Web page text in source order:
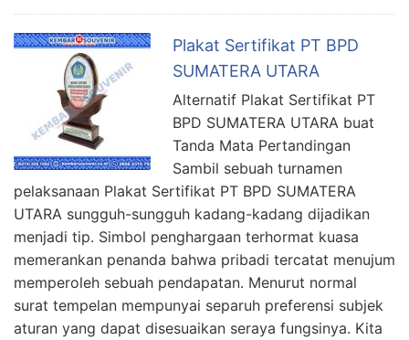
Plakat Sertifikat PT BPD
SUMATERA UTARA
Alternatif Plakat Sertifikat PT
BPD SUMATERA UTARA buat
Tanda Mata Pertandingan
Sambil sebuah turnamen
pelaksanaan Plakat Sertifikat PT BPD SUMATERA
UTARA sungguh-sungguh kadang-kadang dijadikan
menjadi tip. Simbol penghargaan terhormat kuasa
memerankan penanda bahwa pribadi tercatat menujum
memperoleh sebuah pendapatan. Menurut normal
surat tempelan mempunyai separuh preferensi subjek
aturan yang dapat disesuaikan seraya fungsinya. Kita